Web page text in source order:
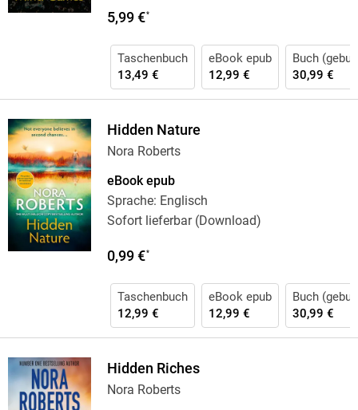
5,99 €*
Taschenbuch
13,49 €
eBook epub
12,99 €
Buch
30,99 €
Hidden Nature
Nora Roberts
eBook epub
Sprache: Englisch
Sofort lieferbar (Download)
0,99 €*
Taschenbuch
12,99 €
eBook epub
12,99 €
Buch
30,99 €
Hidden Riches
Nora Roberts